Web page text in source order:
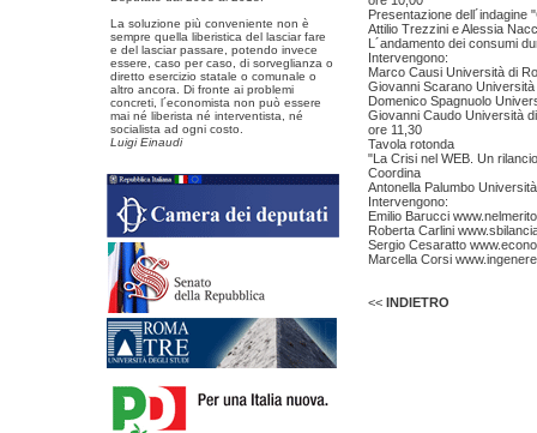
La soluzione più conveniente non è
sempre quella liberistica del lasciar fare
e del lasciar passare, potendo invece
essere, caso per caso, di sorveglianza o
diretto esercizio statale o comunale o
altro ancora. Di fronte ai problemi
concreti, l´economista non può essere
mai né liberista né interventista, né
socialista ad ogni costo.
Luigi Einaudi
Presentazione
Attilio Trezzini e Alessia
L´andamento dei consumi
Intervengono:
Marco Causi Università di
Giovanni Scarano
Domenico Spagnuolo
Giovanni Caudo Università
ore 11,30
Tavola rotonda
"La Crisi nel WEB. Un
Coordina
Antonella Palumbo
Intervengono:
Emilio Barucci
Roberta Carlini
Sergio Cesaratto
Marcella Corsi
<< INDIETRO